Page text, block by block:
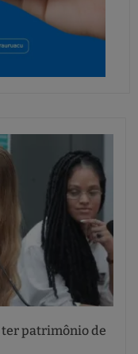
patrimônio de